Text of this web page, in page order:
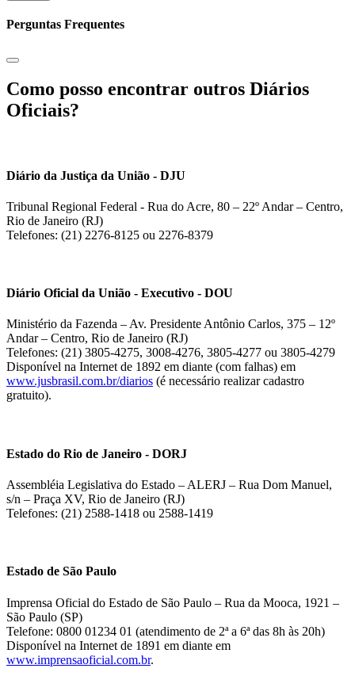
Perguntas Frequentes
Como posso encontrar outros Diários
Oficiais?
Diário da Justiça da União - DJU
Tribunal Regional Federal - Rua do Acre, 80 – 22º Andar – Centro,
Rio de Janeiro (RJ)
Telefones: (21) 2276-8125 ou 2276-8379
Diário Oficial da União - Executivo - DOU
Ministério da Fazenda – Av. Presidente Antônio Carlos, 375 – 12º
Andar – Centro, Rio de Janeiro (RJ)
Telefones: (21) 3805-4275, 3008-4276, 3805-4277 ou 3805-4279
Disponível na Internet de 1892 em diante (com falhas) em
www.jusbrasil.com.br/diarios (é necessário realizar cadastro
gratuito).
Estado do Rio de Janeiro - DORJ
Assembléia Legislativa do Estado – ALERJ – Rua Dom Manuel,
s/n – Praça XV, Rio de Janeiro (RJ)
Telefones: (21) 2588-1418 ou 2588-1419
Estado de São Paulo
Imprensa Oficial do Estado de São Paulo – Rua da Mooca, 1921 –
São Paulo (SP)
Telefone: 0800 01234 01 (atendimento de 2ª a 6ª das 8h às 20h)
Disponível na Internet de 1891 em diante em
www.imprensaoficial.com.br.